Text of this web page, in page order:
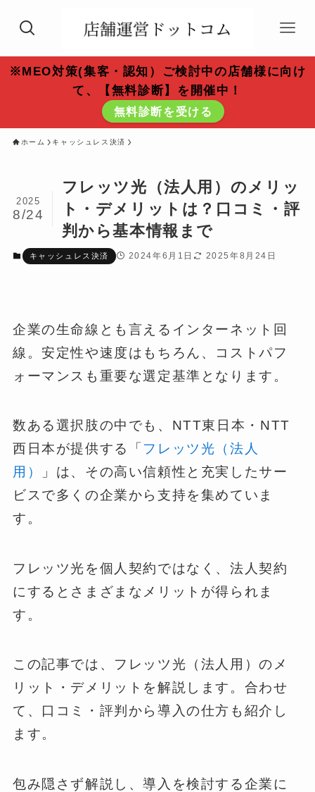
※MEO対策(集客・認知）ご検討中の店舗様に向け
て、【無料診断】を開催中！
無料診断を受ける
ホーム キャッシュレス決済
フレッツ光（法人用）のメリッ
ト・デメリットは？口コミ・評
判から基本情報まで
2025
8/24
キャッシュレス決済 2024年6月1日 2025年8月24日
企業の生命線とも言えるインターネット回
線。安定性や速度はもちろん、コストパフ
ォーマンスも重要な選定基準となります。
数ある選択肢の中でも、NTT東日本・NTT
西日本が提供する「 フレッツ光（法人
用）
」は、その高い信頼性と充実したサー
ビスで多くの企業から支持を集めていま
す。
フレッツ光を個人契約ではなく、法人契約
にするとさまざまなメリットが得られま
す。
この記事では、フレッツ光（法人用）のメ
リット・デメリットを解説します。合わせ
て、口コミ・評判から導入の仕方も紹介し
ます。
包み隠さず解説し、導入を検討する企業に